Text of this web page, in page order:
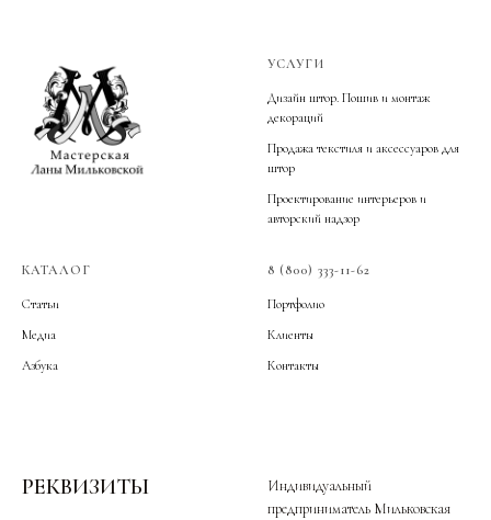
УСЛУГИ
Дизайн штор. Пошив и монтаж
декораций
Продажа текстиля и аксессуаров для
штор
Проектирование интерьеров и
авторский надзор
КАТАЛОГ
Статьи
Медиа
Азбука
8 (800) 333-11-62
Портфолио
Клиенты
Контакты
РЕКВИЗИТЫ
Индивидуальный
предприниматель Мильковская